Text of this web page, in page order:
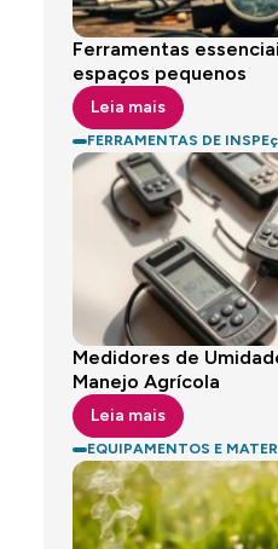
Ferramentas
espaços pequenos
Leia mais
FERRAMENTAS DE
Medidores de
Manejo Agrícola
Leia mais
EQUIPAMENTOS E